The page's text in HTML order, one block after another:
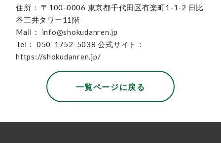
住所： 〒100-0006 東京都千代田区有楽町1-1-2 日比
谷三井タワー11階
Mail： info@shokudanren.jp
Tel： 050-1752-5038 公式サイト：
https://shokudanren.jp/
一覧ページに戻る